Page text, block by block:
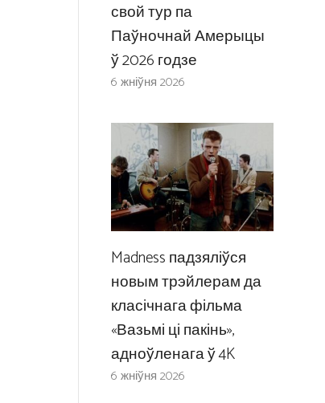
свой тур па
Паўночнай Амерыцы
ў 2026 годзе
6 жніўня 2026
Madness падзяліўся
новым трэйлерам да
класічнага фільма
«Вазьмі ці пакінь»,
адноўленага ў 4K
6 жніўня 2026